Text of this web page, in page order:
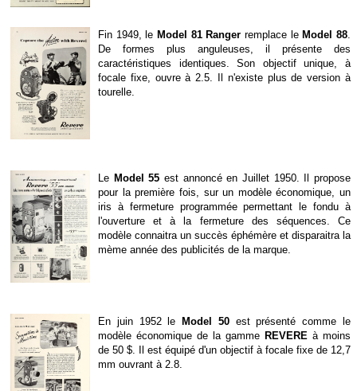
Fin 1949, le Model 81 Ranger remplace leModel 88
De formes plus anguleuses, il présente des
caractéristiques identiques. Son objectif unique, à
focale fixe, ouvre à 2.5. Il n'existe plus de version à
tourelle.
Le Model 55 est annoncé en Juillet 1950. Il propose
pour la première fois, sur un modèle économique, un
iris à fermeture programmée permettant le fondu à
l'ouverture et à la fermeture des séquences. Ce
modèle connaitra un succès éphémère et disparaitra la
mème année des publicités de la marque.
En juin 1952 leModel 50est présenté comme le
modèle économique de la gamme REVERE à moins
de 50 $. Il est équipé d'un objectif à focale fixe de 12,7
mm ouvrant à 2.8.